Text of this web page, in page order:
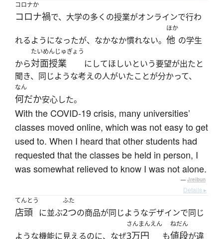
コロナか
コロナ禍で、大学の多くの授業がオンラインで行わ
れるようになったが、なかなか慣れない。
ほか
他 の学生
から
たいめんじゅぎょう
対面授業
にしてほしいという要望が出たと
聞き、同じような考えの人がいたことが分かって、
なん
何だか安心した。
With the COVID-19 crisis, many universities’
classes moved online, which was not easy to get
used to. When I heard that other students had
requested that the classes be held in person, I
was somewhat relieved to know I was not alone.
— Jreibun
Details ▸
てんとう
店頭 に並ぶ
ふた
2つの商品が同じようなデザインで同じ
ような機能に見えるのに、なぜ
さんまんえん
3万円 も
ねだん
値段が違